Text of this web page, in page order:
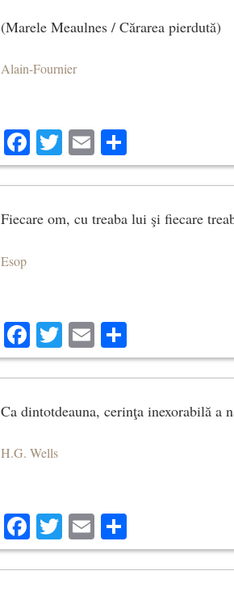
(Marele Meaulnes / Cărarea pierdută)
Alain-Fournier
Facebook
Twitter
Email
Fiecare om, cu treaba lui şi fiecare
Esop
Facebook
Twitter
Email
Ca dintotdeauna, cerinţa inexorabilă a
H.G. Wells
Facebook
Twitter
Email